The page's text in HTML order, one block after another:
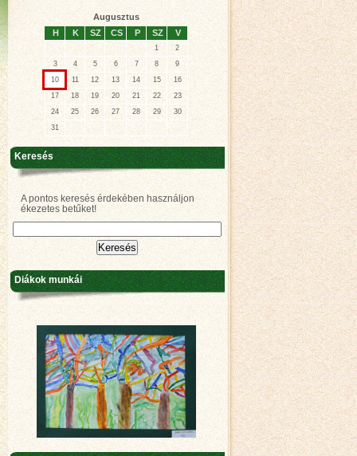
Augusztus
H
K SZ CS P SZ V
1
2
3
4 5 6 7 8
9
10
11 12 13 14 15
16
17
18 19 20 21 22
23
24
25 26 27 28 29
30
31
Keresés
A pontos keresés érdekében használjon
ékezetes betűket!
Diákok munkái